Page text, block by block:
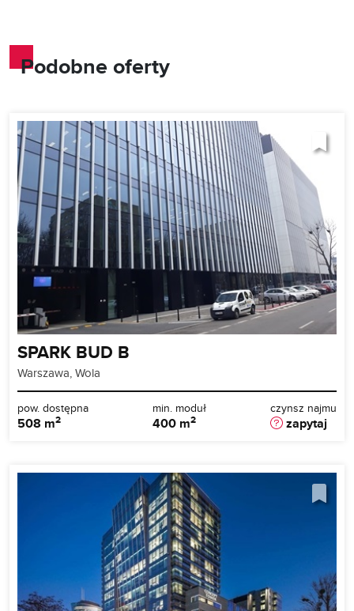
Podobne oferty
SPARK BUD B
Warszawa, Wola
pow. dostępna
508 m2
min. moduł
400 m2
czynsz najmu
zapytaj